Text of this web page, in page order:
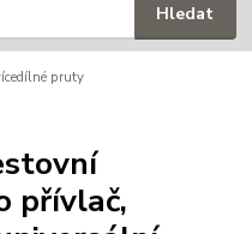
Hledat
pruty
přívlač,